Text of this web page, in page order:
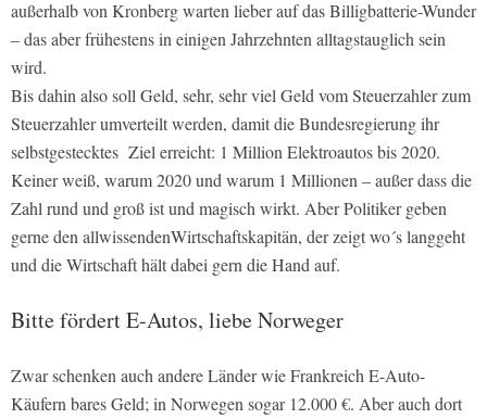
außerhalb von Kronberg warten lieber auf das Billigbatterie-Wunder
– das aber frühestens in einigen Jahrzehnten alltagstauglich sein
wird.
Bis dahin also soll Geld, sehr, sehr viel Geld vom Steuerzahler zum
Steuerzahler umverteilt werden, damit die Bundesregierung ihr
selbstgestecktes Ziel erreicht: 1 Million Elektroautos bis 2020.
Keiner weiß, warum 2020 und warum 1 Millionen – außer dass die
Zahl rund und groß ist und magisch wirkt. Aber Politiker geben
gerne den allwissendenWirtschaftskapitän, der zeigt wo´s langgeht
und die Wirtschaft hält dabei gern die Hand auf.
Bitte fördert E-Autos, liebe Norweger
Zwar schenken auch andere Länder wie Frankreich E-Auto-
Käufern bares Geld; in Norwegen sogar 12.000 €. Aber auch dort